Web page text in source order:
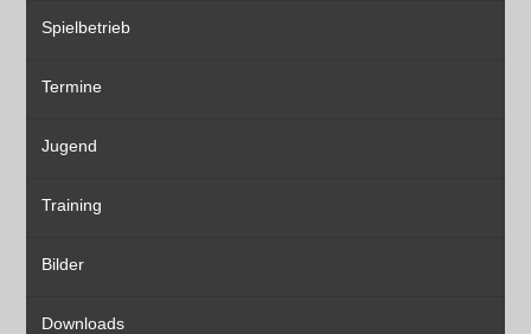
Spielbetrieb
Termine
Jugend
Training
Bilder
Downloads